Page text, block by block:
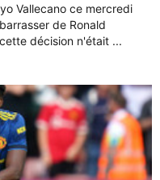
Vallecano ce mercredi
de Ronald
décision n'était ...